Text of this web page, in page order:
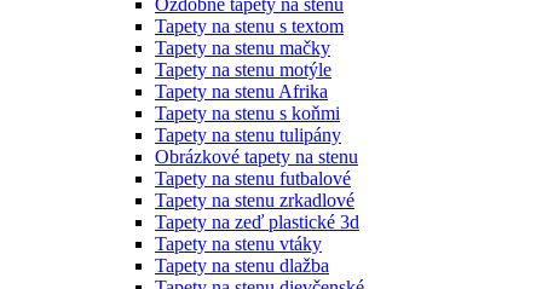
Tapety na stenu s textom
Tapety na stenu mačky
Tapety na stenu motýle
Tapety na stenu Afrika
Tapety na stenu s koňmi
Tapety na stenu tulipány
Obrázkové tapety na stenu
Tapety na stenu futbalové
Tapety na stenu zrkadlové
Tapety na zeď plastické 3d
Tapety na stenu vtáky
Tapety na stenu dlažba